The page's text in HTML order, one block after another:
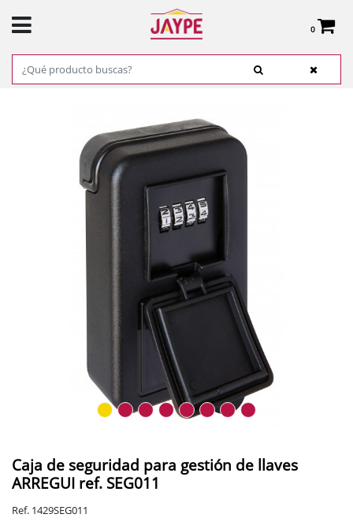
0
Total:
0,00 €
VER CESTA
Caja de seguridad para gestión de llaves
ARREGUI ref. SEG011
Ref. 1429SEG011